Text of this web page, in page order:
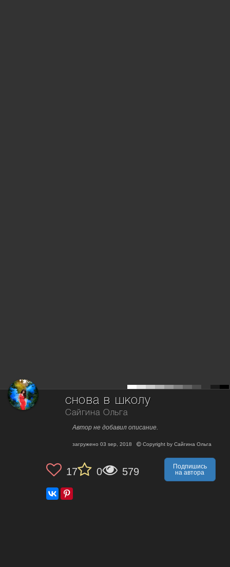
снова в школу
Сайгина Ольга
Автор не добавил описание.
загружено 03 sep, 2018 Copyright by Сайгина Ольга
17 0 579
Подпишись
на автора